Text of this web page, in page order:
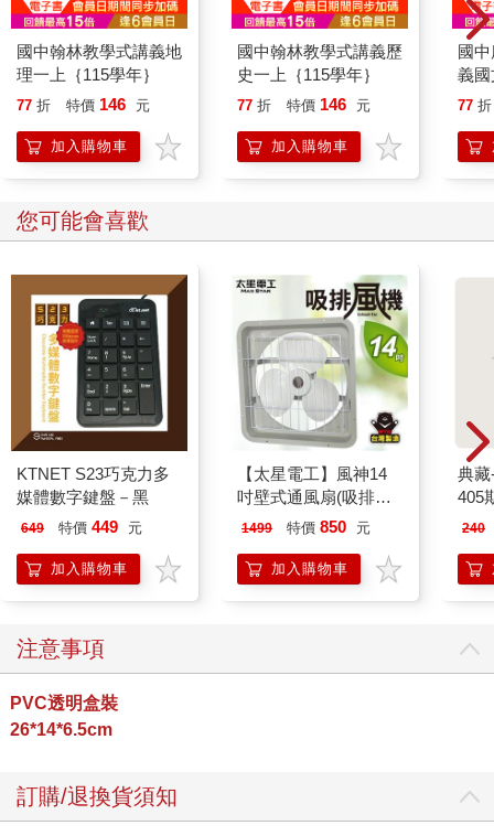
國中翰林教學式講義地
理一上｛115學年｝
77 折 特價 146 元
加入購物車
國中翰林教學式講義歷
史一上｛115學年｝
77 折 特價 146 元
加入購物車
國
義國
77 折
您可能會喜歡
KTNET S23巧克力多
媒體數字鍵盤－黑
649 特價 449 元
加入購物車
【太星電工】風神14
吋壁式通風扇(吸排風
機)
1499 特價 850 元
加入購物車
典藏
405
240
注意事項
PVC透明盒裝
26*14*6.5cm
訂購/退換貨須知